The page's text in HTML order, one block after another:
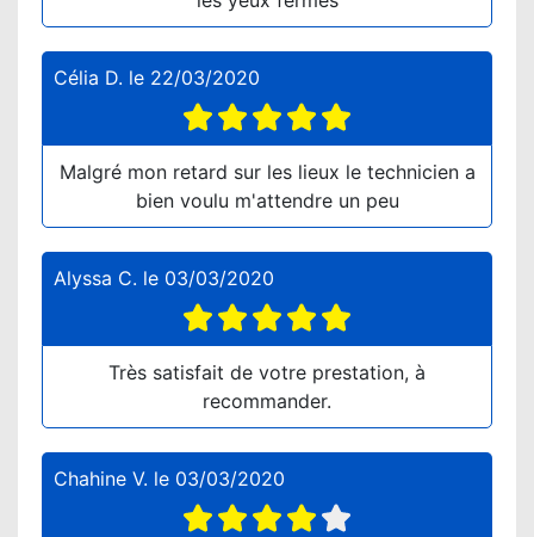
Célia D. le 22/03/2020
Malgré mon retard sur les lieux le technicien a
bien voulu m'attendre un peu
Alyssa C. le 03/03/2020
Très satisfait de votre prestation, à
recommander.
Chahine V. le 03/03/2020